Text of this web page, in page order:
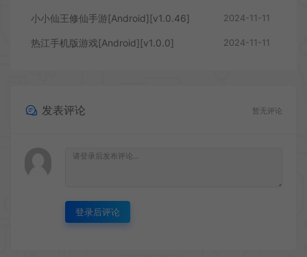
小小仙王修仙手游[Android][v1.0.46] 2024-11-11
热江手机版游戏[Android][v1.0.0] 2024-11-11
发表评论 暂无评论
登录后评论